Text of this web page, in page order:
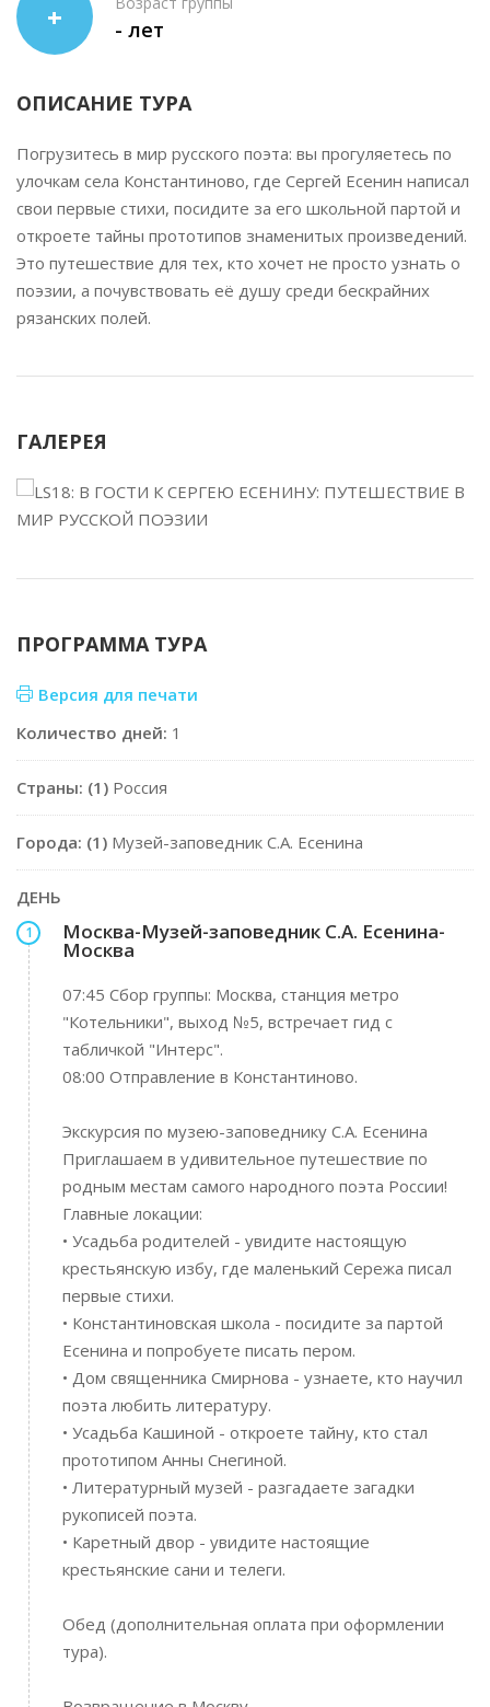
+ - лет
ОПИСАНИЕ ТУРА
Погрузитесь в мир русского поэта: вы прогуляетесь по
улочкам села Константиново, где Сергей Есенин написал
свои первые стихи, посидите за его школьной партой и
откроете тайны прототипов знаменитых произведений.
Это путешествие для тех, кто хочет не просто узнать о
поэзии, а почувствовать её душу среди бескрайних
рязанских полей.
ГАЛЕРЕЯ
ПРОГРАММА ТУРА
Версия для печати
Количество дней: 1
Страны: (1) Россия
Города: (1) Музей-заповедник С.А. Есенина
ДЕНЬ
1 Москва-Музей-заповедник С.А. Есенина-
Москва
07:45 Сбор группы: Москва, станция метро
"Котельники", выход №5, встречает гид с
табличкой "Интерс".
08:00 Отправление в Константиново.
Экскурсия по музею-заповеднику С.А. Есенина
Приглашаем в удивительное путешествие по
родным местам самого народного поэта России!
Главные локации:
• Усадьба родителей - увидите настоящую
крестьянскую избу, где маленький Сережа писал
первые стихи.
• Константиновская школа - посидите за партой
Есенина и попробуете писать пером.
• Дом священника Смирнова - узнаете, кто научил
поэта любить литературу.
• Усадьба Кашиной - откроете тайну, кто стал
прототипом Анны Снегиной.
• Литературный музей - разгадаете загадки
рукописей поэта.
• Каретный двор - увидите настоящие
крестьянские сани и телеги.
Обед (дополнительная оплата при оформлении
тура).